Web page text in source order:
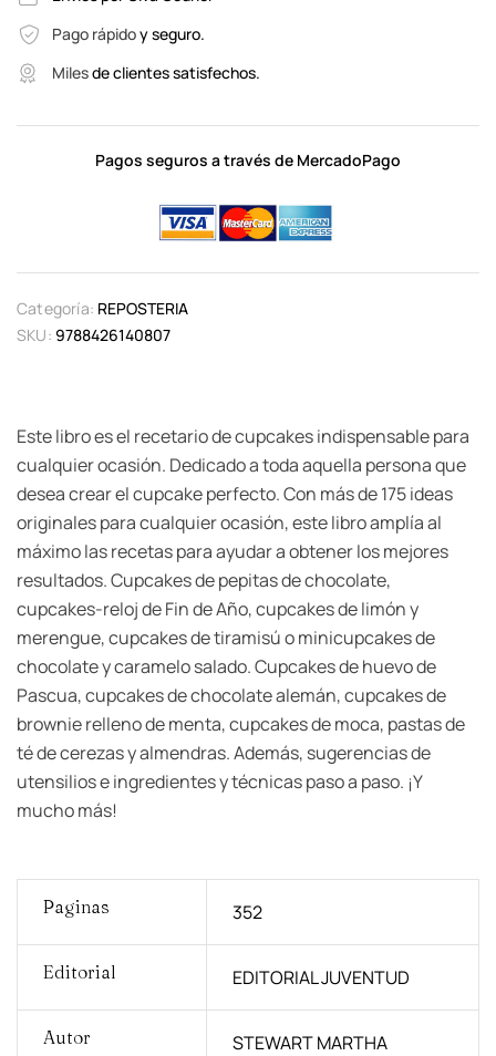
Pago rápidoy seguro.
Milesde clientes satisfechos.
Pagos seguros a través de MercadoPago
Categoría: REPOSTERIA
SKU: 9788426140807
Este libro es el recetario de cupcakes indispensable para
cualquier ocasión. Dedicado a toda aquella persona que
desea crear el cupcake perfecto. Con más de 175 ideas
originales para cualquier ocasión, este libro amplía al
máximo las recetas para ayudar a obtener los mejores
resultados. Cupcakes de pepitas de chocolate,
cupcakes-reloj de Fin de Año, cupcakes de limón y
merengue, cupcakes de tiramisú o minicupcakes de
chocolate y caramelo salado. Cupcakes de huevo de
Pascua, cupcakes de chocolate alemán, cupcakes de
brownie relleno de menta, cupcakes de moca, pastas de
té de cerezas y almendras. Además, sugerencias de
utensilios e ingredientes y técnicas paso a paso. ¡Y
mucho más!
Paginas 352
Editorial EDITORIAL JUVENTUD
Autor STEWART MARTHA